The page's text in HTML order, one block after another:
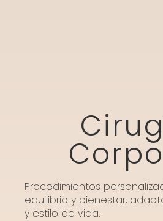
Procedimientos
equilibrio y bienestar,
y estilo de vida.